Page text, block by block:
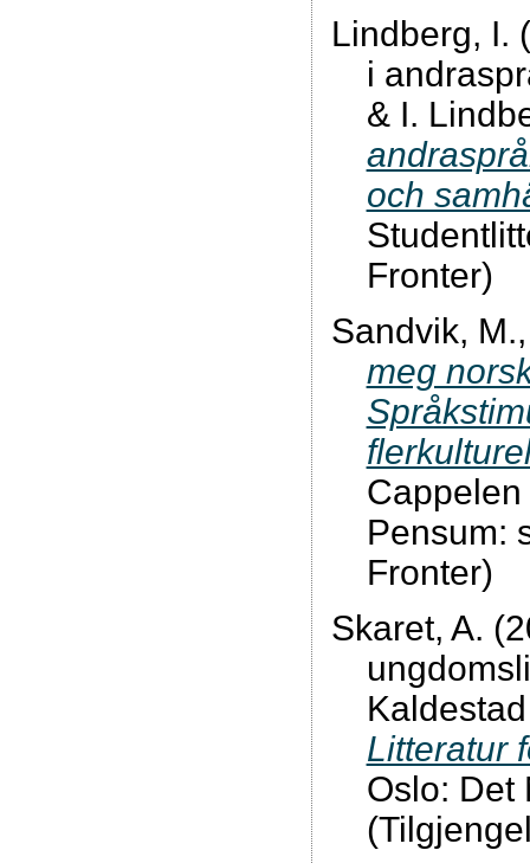
Lindberg, I.
i
& I.
och
Fronter)
Sandvik,
meg
Pensum:
Fronter)
Skaret, A.
Litteratur
Oslo: Det